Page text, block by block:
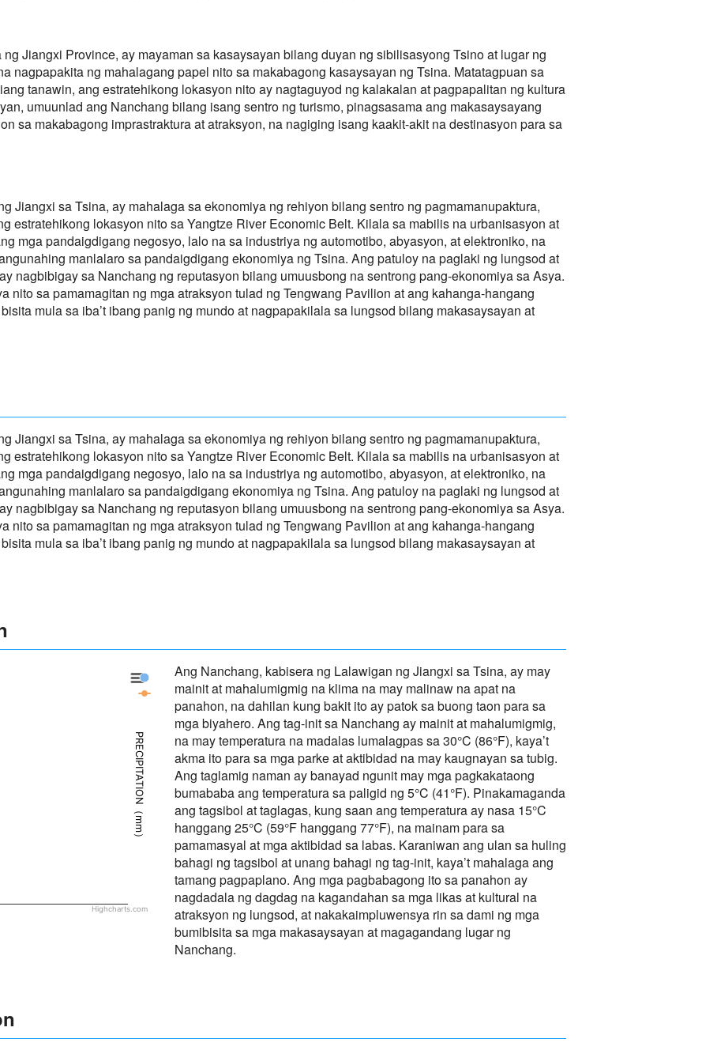
Jiangxi Province, ay mayaman sa kasaysayan bilang duyan ng sibilisasyong Tsino at lugar ng
nagpapakita ng mahalagang papel nito sa makabagong kasaysayan ng Tsina. Matatagpuan sa
tanawin, ang estratehikong lokasyon nito ay nagtaguyod ng kalakalan at pagpapalitan ng kultura
umuunlad ang Nanchang bilang isang sentro ng turismo, pinagsasama ang makasaysayang
sa makabagong imprastraktura at atraksyon, na nagiging isang kaakit-akit na destinasyon para sa
Jiangxi sa Tsina, ay mahalaga sa ekonomiya ng rehiyon bilang sentro ng pagmamanupaktura,
estratehikong lokasyon nito sa Yangtze River Economic Belt. Kilala sa mabilis na urbanisasyon at
mga pandaigdigang negosyo, lalo na sa industriya ng automotibo, abyasyon, at elektroniko, na
manlalaro sa pandaigdigang ekonomiya ng Tsina. Ang patuloy na paglaki ng lungsod at
nagbibigay sa Nanchang ng reputasyon bilang umuusbong na sentrong pang-ekonomiya sa Asya.
nito sa pamamagitan ng mga atraksyon tulad ng Tengwang Pavilion at ang kahanga-hangang
mula sa iba’t ibang panig ng mundo at nagpapakilala sa lungsod bilang makasaysayan at
Jiangxi sa Tsina, ay mahalaga sa ekonomiya ng rehiyon bilang sentro ng pagmamanupaktura,
estratehikong lokasyon nito sa Yangtze River Economic Belt. Kilala sa mabilis na urbanisasyon at
mga pandaigdigang negosyo, lalo na sa industriya ng automotibo, abyasyon, at elektroniko, na
manlalaro sa pandaigdigang ekonomiya ng Tsina. Ang patuloy na paglaki ng lungsod at
nagbibigay sa Nanchang ng reputasyon bilang umuusbong na sentrong pang-ekonomiya sa Asya.
nito sa pamamagitan ng mga atraksyon tulad ng Tengwang Pavilion at ang kahanga-hangang
mula sa iba’t ibang panig ng mundo at nagpapakilala sa lungsod bilang makasaysayan at
PRECIPITATION（mm）
Nanchang - Precipitation
Nanchang - Panahon
Highcharts.com
Ang Nanchang, kabisera ng Lalawigan ng Jiangxi sa Tsina, ay may
mainit at mahalumigmig na klima na may malinaw na apat na
panahon, na dahilan kung bakit ito ay patok sa buong taon para sa
mga biyahero. Ang tag-init sa Nanchang ay mainit at mahalumigmig,
na may temperatura na madalas lumalagpas sa 30°C (86°F), kaya’t
akma ito para sa mga parke at aktibidad na may kaugnayan sa tubig.
Ang taglamig naman ay banayad ngunit may mga pagkakataong
bumababa ang temperatura sa paligid ng 5°C (41°F). Pinakamaganda
ang tagsibol at taglagas, kung saan ang temperatura ay nasa 15°C
hanggang 25°C (59°F hanggang 77°F), na mainam para sa
pamamasyal at mga aktibidad sa labas. Karaniwan ang ulan sa huling
bahagi ng tagsibol at unang bahagi ng tag-init, kaya’t mahalaga ang
tamang pagpaplano. Ang mga pagbabagong ito sa panahon ay
nagdadala ng dagdag na kagandahan sa mga likas at kultural na
atraksyon ng lungsod, at nakakaimpluwensya rin sa dami ng mga
bumibisita sa mga makasaysayan at magagandang lugar ng
Nanchang.